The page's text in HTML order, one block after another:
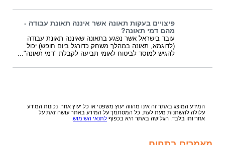
פיצויים בעקות תאונה אשר איננה תאונת עבודה -
מהם דמי תאונה?
עובד בישראל אשר נפגע בתאונה שאיננה תאונת עבודה
(לדוגמא, תאונה במהלך משחק כדורגל ביום חופש) יכול
להגיש למוסד לביטוח לאומי תביעה לקבלת "דמי תאונה"...
המידע המוצג באתר זה אינו מהווה יעוץ משפטי או כל יעוץ אחר. נכונות המידע
עלולה להשתנות מעת לעת. כל המסתמך על המידע באתר עושה זאת על
אחריותו בלבד. הגלישה באתר היא בכפוף לתנאי השימוש